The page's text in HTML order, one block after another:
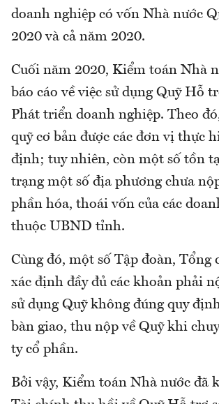
doanh nghiệp có vốn Nhà nước
2020 và cả năm 2020.
Cuối năm 2020, Kiểm toán Nhà
báo cáo về việc sử dụng Quỹ Hỗ
Phát triển doanh nghiệp. Theo
quỹ cơ bản được các đơn vị thực
định; tuy nhiên, còn một số tồn
trạng một số địa phương chưa
phần hóa, thoái vốn của các
thuộc UBND tỉnh.
Cùng đó, một số Tập đoàn, Tổng
xác định đầy đủ các khoản phải
sử dụng Quỹ không đúng quy
bàn giao, thu nộp về Quỹ khi
ty cổ phần.
Bởi vậy, Kiểm toán Nhà nước đã